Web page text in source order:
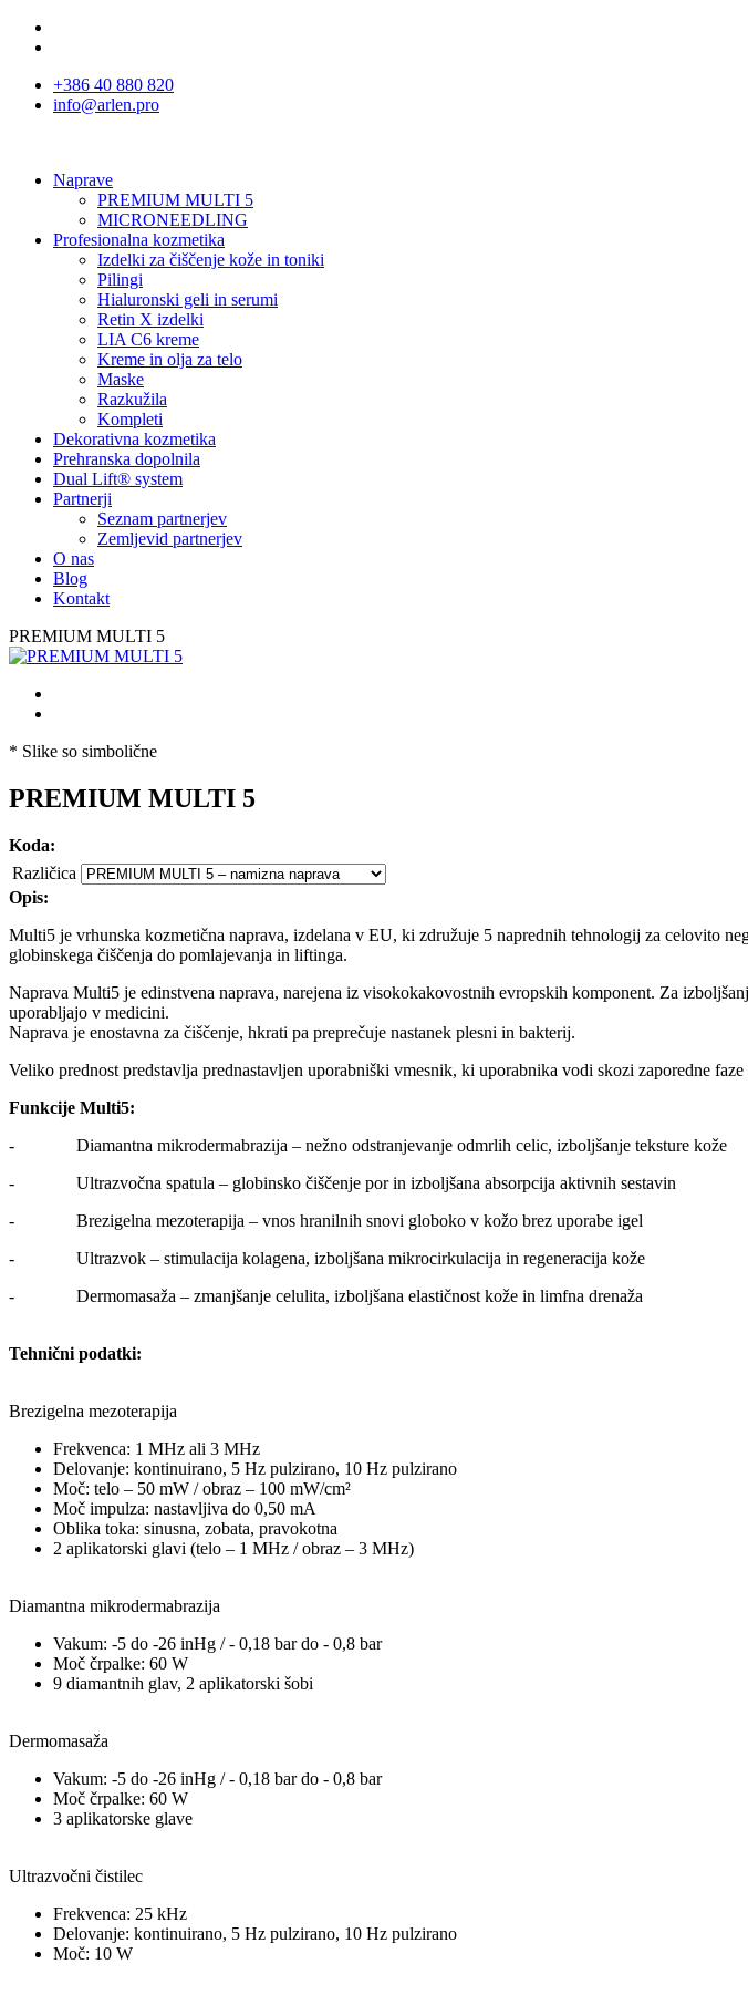
+386 40 880 820
info@arlen.pro
Naprave
PREMIUM MULTI 5
MICRONEEDLING
Profesionalna kozmetika
Izdelki za čiščenje kože in toniki
Pilingi
Hialuronski geli in serumi
Retin X izdelki
LIA C6 kreme
Kreme in olja za telo
Maske
Razkužila
Kompleti
Dekorativna kozmetika
Prehranska dopolnila
Dual Lift® system
Partnerji
Seznam partnerjev
Zemljevid partnerjev
O nas
Blog
Kontakt
PREMIUM MULTI 5
* Slike so simbolične
PREMIUM MULTI 5
Koda:
Različica
Opis:
Multi5 je vrhunska kozmetična naprava, izdelana v EU, ki združuje 5 naprednih tehnologij za celovito
globinskega čiščenja do pomlajevanja in liftinga.
Naprava Multi5 je edinstvena naprava, narejena iz visokokakovostnih evropskih komponent. Za
uporabljajo v medicini.
Naprava je enostavna za čiščenje, hkrati pa preprečuje nastanek plesni in bakterij.
Veliko prednost predstavlja prednastavljen uporabniški vmesnik, ki uporabnika vodi skozi zaporedne faze
Funkcije Multi5:
- Diamantna mikrodermabrazija – nežno odstranjevanje odmrlih celic, izboljšanje teksture kože
- Ultrazvočna spatula – globinsko čiščenje por in izboljšana absorpcija aktivnih sestavin
- Brezigelna mezoterapija – vnos hranilnih snovi globoko v kožo brez uporabe igel
- Ultrazvok – stimulacija kolagena, izboljšana mikrocirkulacija in regeneracija kože
- Dermomasaža – zmanjšanje celulita, izboljšana elastičnost kože in limfna drenaža
Tehnični podatki:
Brezigelna mezoterapija
Frekvenca: 1 MHz ali 3 MHz
Delovanje: kontinuirano, 5 Hz pulzirano, 10 Hz pulzirano
Moč: telo – 50 mW / obraz – 100 mW/cm²
Moč impulza: nastavljiva do 0,50 mA
Oblika toka: sinusna, zobata, pravokotna
2 aplikatorski glavi (telo – 1 MHz / obraz – 3 MHz)
Diamantna mikrodermabrazija
Vakum: -5 do -26 inHg / - 0,18 bar do - 0,8 bar
Moč črpalke: 60 W
9 diamantnih glav, 2 aplikatorski šobi
Dermomasaža
Vakum: -5 do -26 inHg / - 0,18 bar do - 0,8 bar
Moč črpalke: 60 W
3 aplikatorske glave
Ultrazvočni čistilec
Frekvenca: 25 kHz
Delovanje: kontinuirano, 5 Hz pulzirano, 10 Hz pulzirano
Moč: 10 W